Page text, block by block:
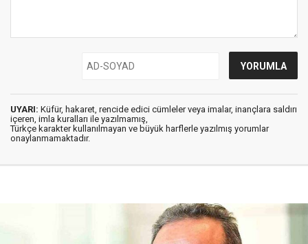
UYARI: Küfür, hakaret, rencide edici cümleler veya imalar, inançlara saldırı
içeren, imla kuralları ile yazılmamış,
Türkçe karakter kullanılmayan ve büyük harflerle yazılmış yorumlar
onaylanmamaktadır.